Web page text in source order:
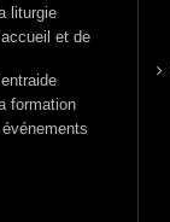
liturgie
et de
formation